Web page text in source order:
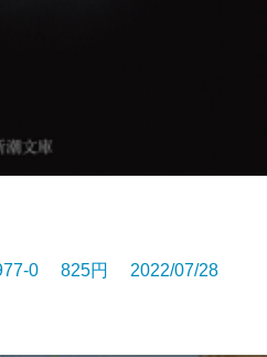
0 825円 2022/07/28